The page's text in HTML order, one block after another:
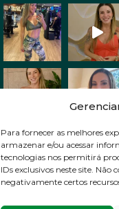
Para fornecer as melhores
armazenar e/ou acessar
tecnologias nos permitirá
IDs exclusivos neste site.
negativamente certos
Siga no